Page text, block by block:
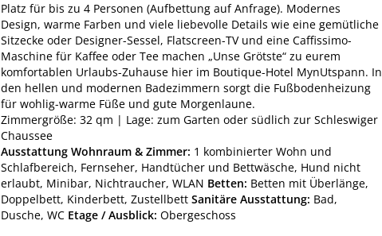
Platz für bis zu 4 Personen (Aufbettung auf Anfrage). Modernes
Design, warme Farben und viele liebevolle Details wie eine gemütliche
Sitzecke oder Designer-Sessel, Flatscreen-TV und eine Caffissimo-
Maschine für Kaffee oder Tee machen „Unse Grötste“ zu eurem
komfortablen Urlaubs-Zuhause hier im Boutique-Hotel MynUtspann. In
den hellen und modernen Badezimmern sorgt die Fußbodenheizung
für wohlig-warme Füße und gute Morgenlaune.
Zimmergröße: 32 qm | Lage: zum Garten oder südlich zur Schleswiger
Chaussee
Ausstattung Wohnraum & Zimmer: 1 kombinierter Wohn und
Schlafbereich, Fernseher, Handtücher und Bettwäsche, Hund nicht
erlaubt, Minibar, Nichtraucher, WLAN Betten: Betten mit Überlänge,
Doppelbett, Kinderbett, Zustellbett Sanitäre Ausstattung: Bad,
Dusche, WC Etage / Ausblick:Obergeschoss